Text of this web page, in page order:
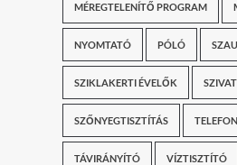
MÉREGTELENÍTŐ PROGRAM
NYOMTATÓ PÓLÓ
SZIKLAKERTI ÉVELŐK
SZŐNYEGTISZTÍTÁS TELEFON
TÁVIRÁNYÍTÓ VÍZTISZTÍTÓ